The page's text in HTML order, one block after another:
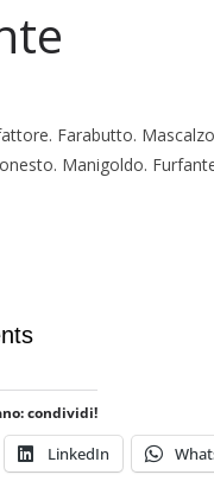
Farabutto.
Manigoldo.
condividi!
LinkedIn